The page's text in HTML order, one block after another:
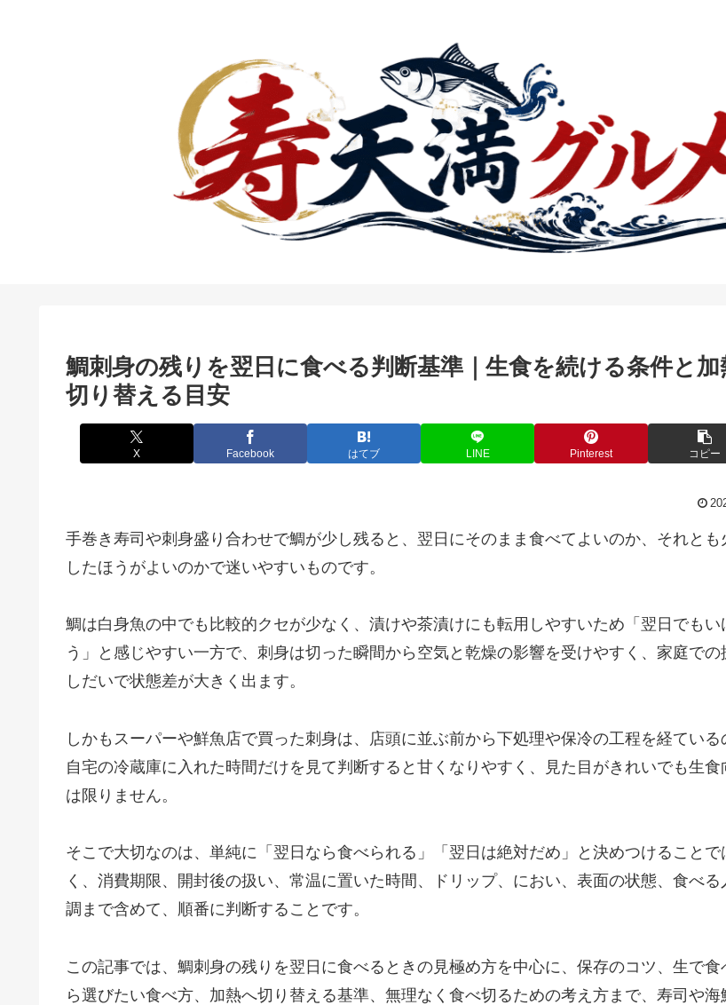
鯛刺身の残りを翌日に食べる判断基準｜生食を続ける条件と加
切り替える目安
X Facebook はてブ LINE Pinterest コピー
手巻き寿司や刺身盛り合わせで鯛が少し残ると、翌日にそのまま食べてよいのか、それとも
したほうがよいのかで迷いやすいものです。
鯛は白身魚の中でも比較的クセが少なく、漬けや茶漬けにも転用しやすいため「翌日でもい
う」と感じやすい一方で、刺身は切った瞬間から空気と乾燥の影響を受けやすく、家庭での
しだいで状態差が大きく出ます。
しかもスーパーや鮮魚店で買った刺身は、店頭に並ぶ前から下処理や保冷の工程を経ている
自宅の冷蔵庫に入れた時間だけを見て判断すると甘くなりやすく、見た目がきれいでも生食
は限りません。
そこで大切なのは、単純に「翌日なら食べられる」「翌日は絶対だめ」と決めつけることで
く、消費期限、開封後の扱い、常温に置いた時間、ドリップ、におい、表面の状態、食べる
調まで含めて、順番に判断することです。
この記事では、鯛刺身の残りを翌日に食べるときの見極め方を中心に、保存のコツ、生で食
ら選びたい食べ方、加熱へ切り替える基準、無理なく食べ切るための考え方まで、寿司や海